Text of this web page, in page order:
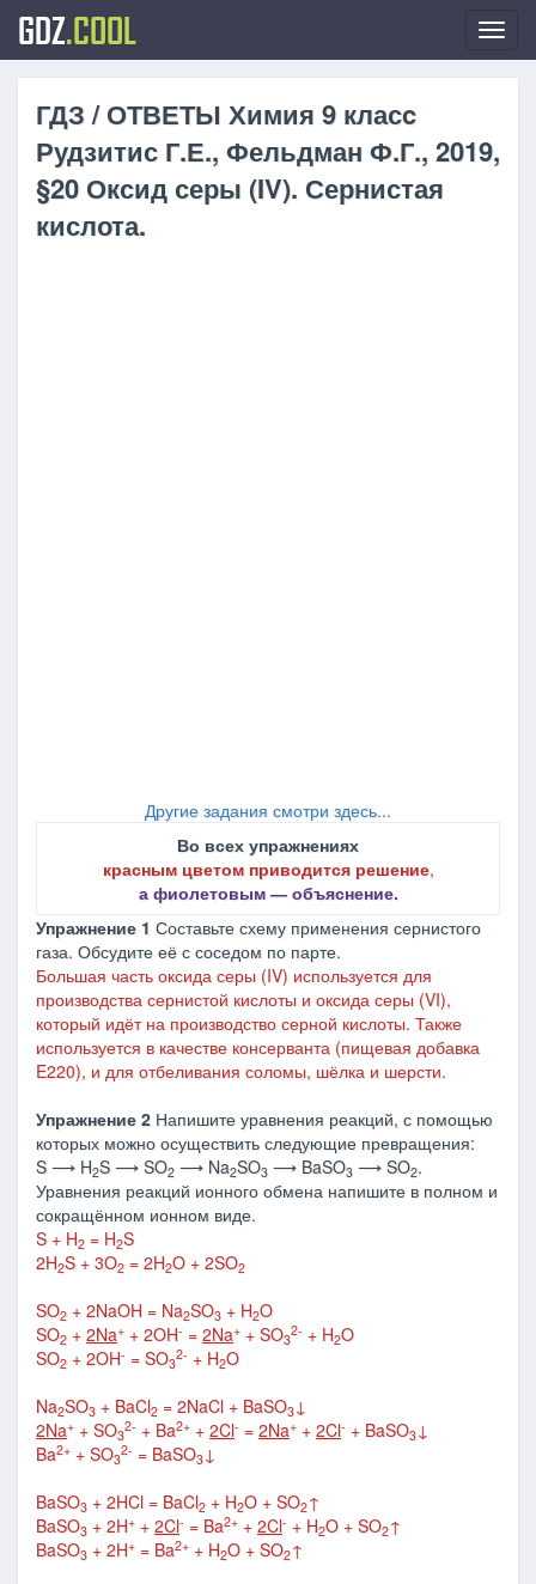
GDZ.COOL
ГДЗ / ОТВЕТЫ Химия 9 класc
Рудзитис Г.Е., Фельдман Ф.Г., 2019,
§20 Оксид серы (IV). Сернистая
кислота.
Другие задания смотри здесь...
Во всех упражнениях
красным цветом приводится решение,
а фиолетовым ― объяснение.
Упражнение 1 Составьте схему применения сернистого
газа. Обсудите её с соседом по парте.
Большая часть оксида серы (IV) используется для
производства сернистой кислоты и оксида серы (VI),
который идёт на производство серной кислоты. Также
используется в качестве консерванта (пищевая добавка
E220), и для отбеливания соломы, шёлка и шерсти.
Упражнение 2 Напишите уравнения реакций, с помощью
которых можно осуществить следующие превращения:
S ⟶ H2S ⟶ SO2 ⟶ Na2SO3 ⟶ BaSO3 ⟶ SO2.
Уравнения реакций ионного обмена напишите в полном и
сокращённом ионном виде.
S + H2 = H2S
2H2S + 3O2 = 2H2O + 2SO2
SO2 + 2NaOH = Na2SO3 + H2O
SO2 + 2Na+ + 2OH- = 2Na+ + SO3
2- + H2O
SO2 + 2OH- = SO3
2- + H2O
Na2SO3 + BaCl2 = 2NaCl + BaSO3↓
2Na+ + SO3
2- + Ba2+ + 2Cl- = 2Na+ + 2Cl- + BaSO3↓
Ba2+ + SO3
2- = BaSO3↓
BaSO3 + 2HCl = BaCl2 + H2O + SO2↑
BaSO3 + 2H+ + 2Cl- = Ba2+ + 2Cl- + H2O + SO2↑
BaSO3 + 2H+ = Ba2+ + H2O + SO2↑